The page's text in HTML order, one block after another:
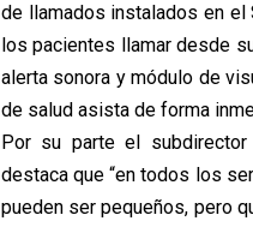
de llamados instalados en
los pacientes llamar desde
alerta sonora y módulo de
de salud asista de forma
Por su parte el subdirector
destaca que “en todos los
pueden ser pequeños, pero